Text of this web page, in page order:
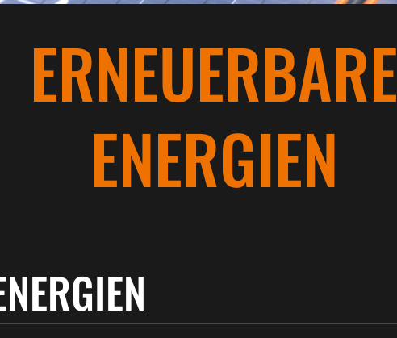
ERNEUERBARE
ENERGIEN